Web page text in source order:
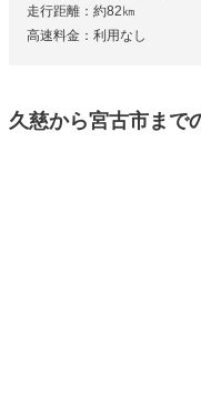
走行距離：約82㎞
高速料金：利用なし
久慈から宮古市まで